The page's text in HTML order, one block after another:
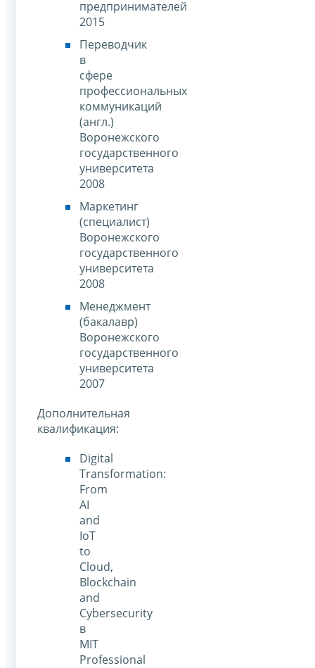
предпринимателей
2015
Переводчик
в
сфере
профессиональных
коммуникаций
(англ.)
Воронежского
государственного
университета
2008
Маркетинг
(специалист)
Воронежского
государственного
университета
2008
Менеджмент
(бакалавр)
Воронежского
государственного
университета
2007
Дополнительная
квалификация:
Digital
Transformation:
From
AI
and
IoT
to
Cloud,
Blockchain
and
Cybersecurity
в
MIT
Professional